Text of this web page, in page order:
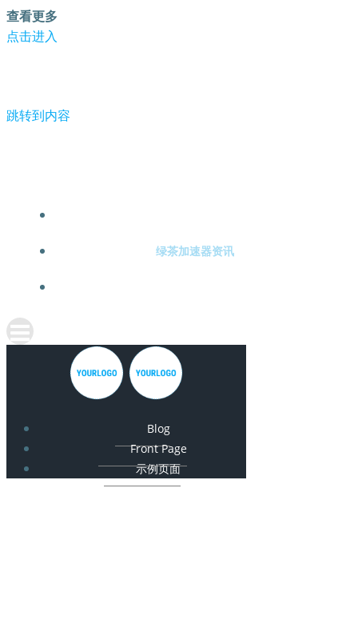
查看更多
点击进入
跳转到内容
绿茶加速器资讯
Blog
Front Page
示例页面